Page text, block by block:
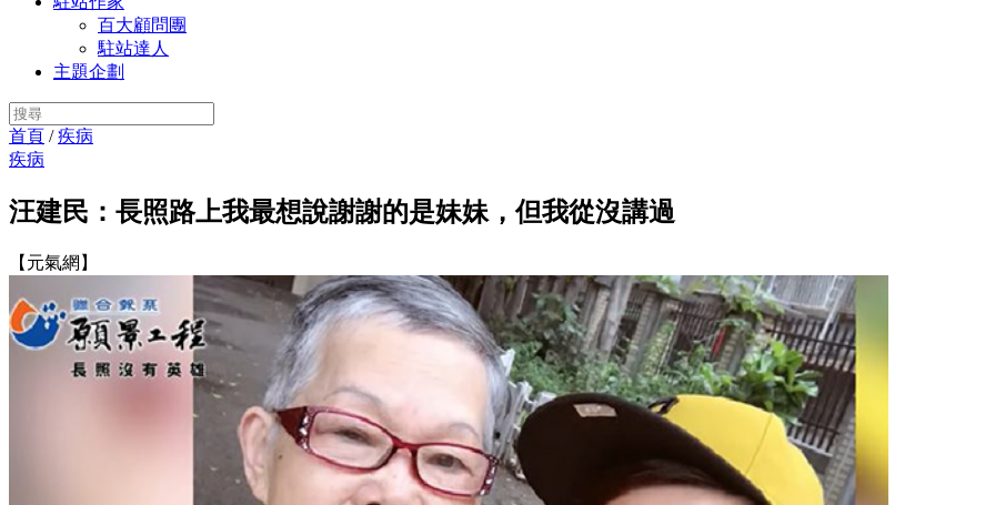
百大顧問團
駐站達人
主題企劃
首頁 /疾病
疾病
汪建民：長照路上我最想說謝謝的是妹妹，但我從沒講過
【元氣網】